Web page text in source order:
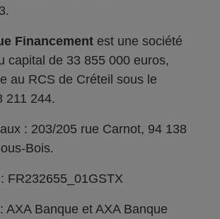
Financement est une société
capital de 33 855 000 euros,
au RCS de Créteil sous le
211 244.
: 203/205 rue Carnot, 94 138
Bois.
FR232655_01GSTX
AXA Banque et AXA Banque